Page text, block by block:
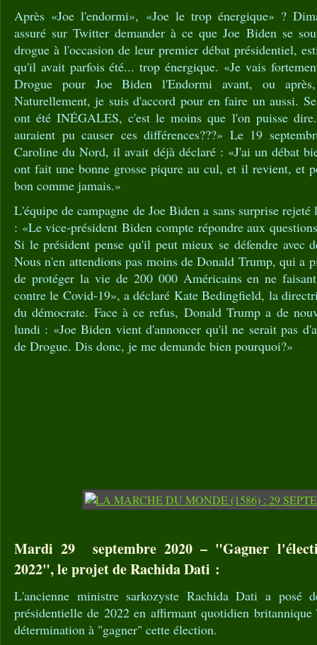
Après «Joe l'endormi», «Joe le trop énergique» ?
assuré sur Twitter demander à ce que Joe Biden se
drogue à l'occasion de leur premier débat présidentiel,
qu'il avait parfois été... trop énergique. «Je vais
Drogue pour Joe Biden l'Endormi avant, ou
Naturellement, je suis d'accord pour en faire un aussi.
ont été INÉGALES, c'est le moins que l'on puisse
auraient pu causer ces différences???» Le 19
Caroline du Nord, il avait déjà déclaré : «J'ai un débat
ont fait une bonne grosse piqure au cul, et il revient, et
bon comme jamais.»
L'équipe de campagne de Joe Biden a sans surprise
: «Le vice-président Biden compte répondre aux
Si le président pense qu'il peut mieux se défendre
Nous n'en attendions pas moins de Donald Trump, qui a
de protéger la vie de 200 000 Américains en ne
contre le Covid-19», a déclaré Kate Bedingfield, la
du démocrate. Face à ce refus, Donald Trump a de
lundi : «Joe Biden vient d'annoncer qu'il ne serait pas
de Drogue. Dis donc, je me demande bien pourquoi?»
Mardi 29 septembre 2020 – "Gagner
2022", le projet de Rachida Dati :
L'ancienne ministre sarkozyste Rachida Dati a posé
présidentielle de 2022 en affirmant quotidien
détermination à "gagner" cette élection.